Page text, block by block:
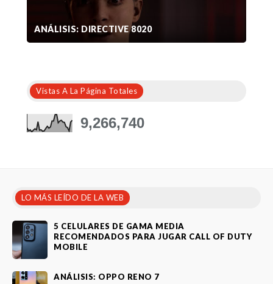
ANÁLISIS: DIRECTIVE 8020
Vistas A La Página Totales
9,266,740
LO MÁS LEÍDO DE LA WEB
5 CELULARES DE GAMA MEDIA
RECOMENDADOS PARA JUGAR CALL OF DUTY
MOBILE
ANÁLISIS: OPPO RENO 7